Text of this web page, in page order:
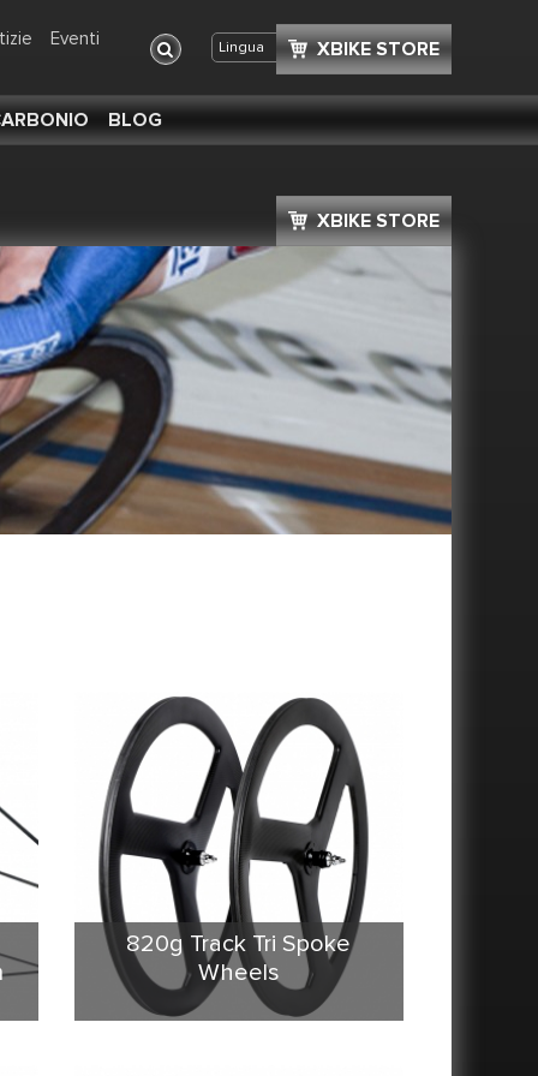
Eventi
Lingua Condividi +
BLOG
XBIKE STORE
XBIKE STORE
820g Track Tri Spoke
Wheels